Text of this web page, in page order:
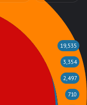
19,535
3,354
2,497
710